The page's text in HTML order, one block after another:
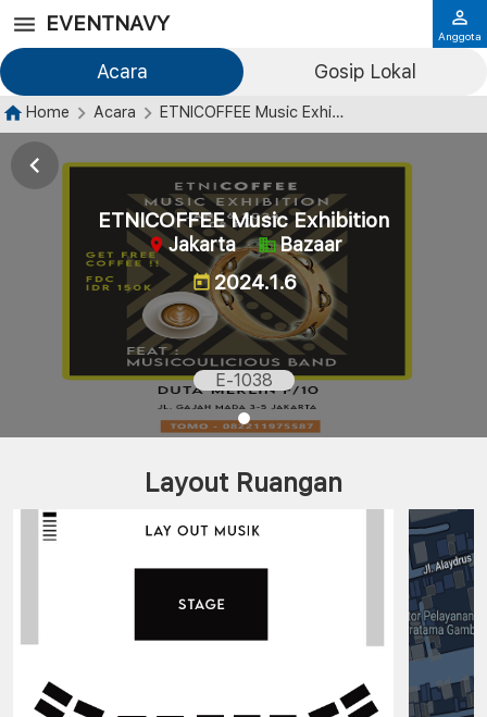
EVENTNAVY
Acara Gosip Lokal
Anggota
Home Acara ETNICOFFEE Music Exhibition
ETNICOFFEE Music Exhibition
Jakarta Bazaar
2024.1.6
E-1038
Layout Ruangan